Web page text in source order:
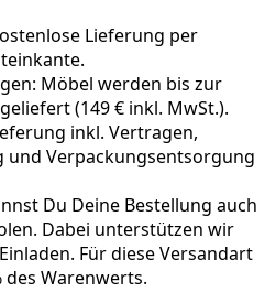
Lieferung per
Möbel werden bis zur
(149 € inkl. MwSt.).
inkl. Vertragen,
und Verpackungsentsorgung
Du Deine Bestellung auch
Dabei unterstützen wir
Für diese Versandart
Warenwerts.